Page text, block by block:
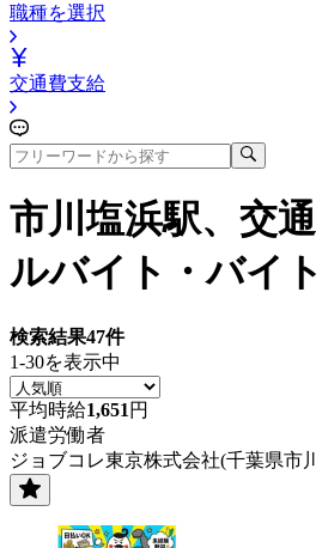
職種を選択
交通費支給
市川塩浜駅、交
ルバイト・バイ
検索結果47件
1-30を表示中
平均時給1,651 円
派遣労働者
ジョブコレ東京株式会社(千葉県市